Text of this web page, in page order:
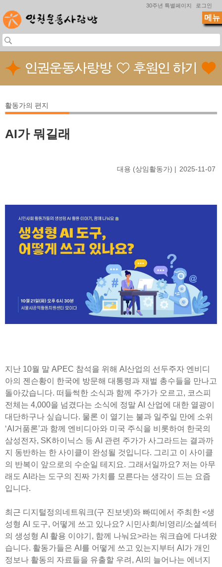
30주년 특별페이지 로그인
활동가의 편지
AI가 뭐길래
대용 (상임활동가) 2025-11-07
지난 10월 말 APEC 참석을 위해 AI산업의 선두주자 엔비디
아의 젠슨황이 한국에 방문해 대통령과 재벌 총수들을 만나고
돌아갔습니다. 떠들썩한 소식과 함께 주가가 오르고, 코스피
전체는 4,000을 넘겼다는 소식에 정말 AI 산업에 대한 열광이
대단하구나 싶습니다. 물론 이 열기는 불과 일주일 만에 소위
‘AI거품론’과 함께 엔비디아와 미국 주식을 비롯하여 한국의
삼성전자, SK하이닉스 등 AI 관련 주가가 사그라드는 결과까
지 동반하는 한 사이클이 완성될 것입니다. 그리고 이 사이클
의 반복이 앞으로의 수순일 테지요. 그래서일까요? 저는 아무
래도 AI라는 도구의 진짜 가치를 모른다는 생각이 드는 요즘
입니다.
최근 디지털정의네트워크(구 진보넷)와 빠띠에서 주최한 <생
성형 AI 도구, 어떻게 쓰고 있나요? 시민사회/비영리/소셜섹터
의 생성형 AI 활용 이야기, 함께 나눠요>라는 워크숍에 다녀왔
습니다. 활동가들은 AI를 어떻게 쓰고 있는지부터 AI가 개인
정보나 활동의 자료들을 유출할 우려, AI의 늘어나는 에너지
메뉴